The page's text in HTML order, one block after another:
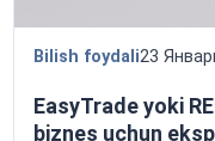
EasyTrade yoki
biznes uchun
Bilish foydali23